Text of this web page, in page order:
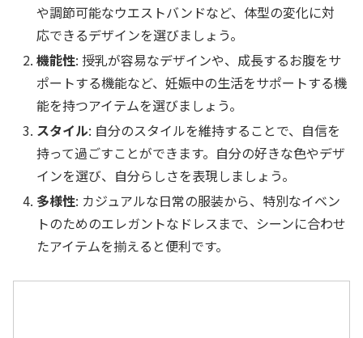
や調節可能なウエストバンドなど、体型の変化に対
応できるデザインを選びましょう。
機能性: 授乳が容易なデザインや、成長するお腹をサ
ポートする機能など、妊娠中の生活をサポートする機
能を持つアイテムを選びましょう。
スタイル: 自分のスタイルを維持することで、自信を
持って過ごすことができます。自分の好きな色やデザ
インを選び、自分らしさを表現しましょう。
多様性: カジュアルな日常の服装から、特別なイベン
トのためのエレガントなドレスまで、シーンに合わせ
たアイテムを揃えると便利です。